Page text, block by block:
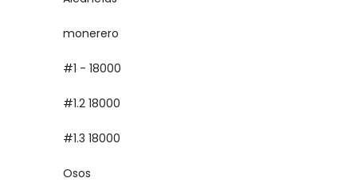
monerero
#1 - 18000
#1.2 18000
#1.3 18000
Osos